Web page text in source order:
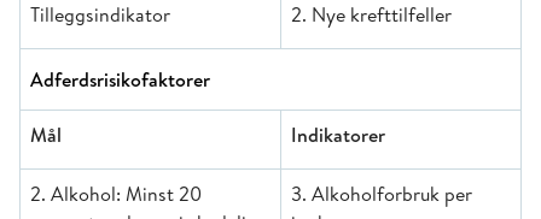
Tilleggsindikator 2. Nye krefttilfeller
Adferdsrisikofaktorer
Mål Indikatorer
2. Alkohol: Minst 20
3. Alkoholforbruk per